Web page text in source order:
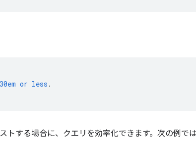
30em or less .
トする場合に、クエリを効率化できます。次の例で